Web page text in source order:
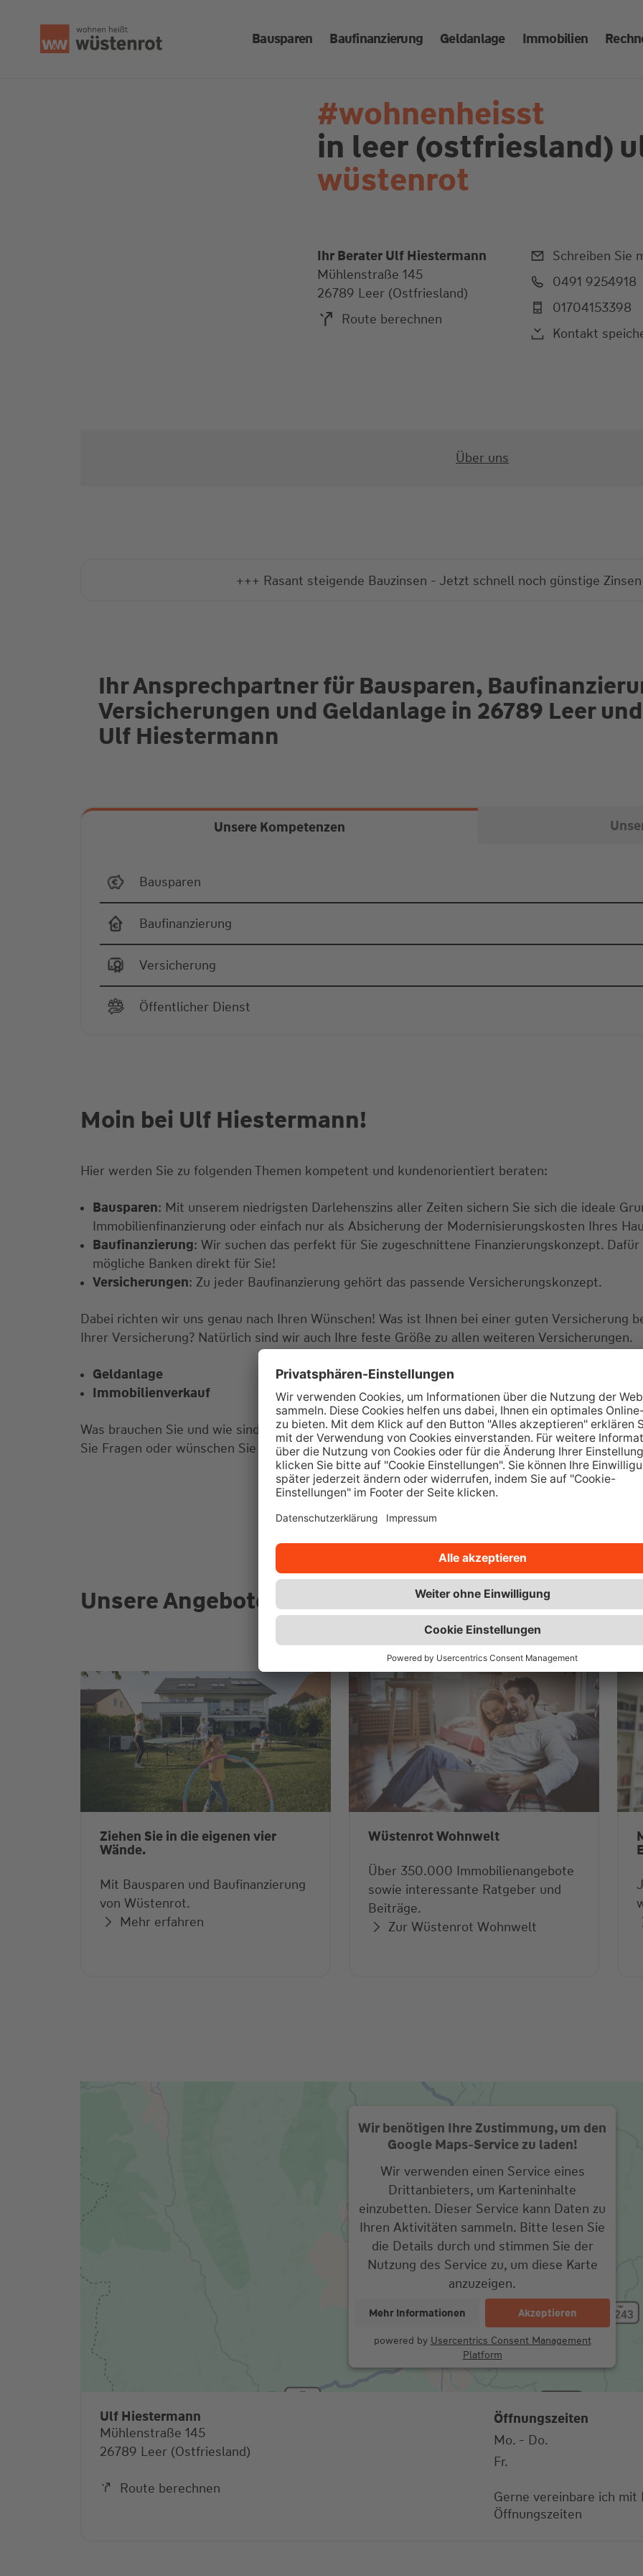
Bausparen Baufinanzierung Geldanlage Immobilien
#wohnenheisst
in leer (ostfriesland)
wüstenrot
Ihr Berater Ulf Hiestermann
Mühlenstraße 145
26789 Leer (Ostfriesland)
Route berechnen
Schreiben Sie
0491 9254918
01704153398
Kontakt
Über uns
+++ Rasant steigende Bauzinsen - Jetzt schnell noch günstige
Ihr Ansprechpartner für Bausparen,
Versicherungen und Geldanlage in 26789 Leer
Ulf Hiestermann
Unsere Kompetenzen
Bausparen
Baufinanzierung
Versicherung
Öffentlicher Dienst
Moin bei Ulf Hiestermann!
Hier werden Sie zu folgenden Themen kompetent und kundenorientiert beraten:
Bausparen: Mit unserem niedrigsten Darlehenszins aller Zeiten sichern Sie sich die ideale
Immobilienfinanzierung oder einfach nur als Absicherung der Modernisierungskosten Ihres
Baufinanzierung: Wir suchen das perfekt für Sie zugeschnittene Finanzierungskonzept.
mögliche Banken direkt für Sie!
Versicherungen: Zu jeder Baufinanzierung gehört das passende Versicherungskonzept.
Dabei richten wir uns genau nach Ihren Wünschen! Was ist Ihnen bei einer guten Versicherung
Ihrer Versicherung? Natürlich sind wir auch Ihre feste Größe zu allen weiteren Versicherungen.
Geldanlage
Immobilienverkauf
Was brauchen Sie und wie sind Ihre Vorstellungen? Lassen Sie uns doch gemeinsam über die
Sie Fragen oder wünschen Sie einen Beratungstermin? Dann rufen Sie gerne bei uns an oder
Unsere Angebote für Sie
Ziehen Sie in die eigenen vier
Wände.
Mit Bausparen und Baufinanzierung
von Wüstenrot.
Mehr erfahren
Wüstenrot Wohnwelt
Über 350.000 Immobilienangebote
sowie interessante Ratgeber und
Beiträge.
Zur Wüstenrot Wohnwelt
Wir benötigen Ihre Zustimmung, um den
Google Maps-Service zu laden!
Wir verwenden einen Service eines
Drittanbieters, um Karteninhalte
einzubetten. Dieser Service kann Daten zu
Ihren Aktivitäten sammeln. Bitte lesen Sie
die Details durch und stimmen Sie der
Nutzung des Service zu, um diese Karte
anzuzeigen.
Mehr Informationen Akzeptieren
powered by Usercentrics Consent Management
Platform
Ulf Hiestermann
Mühlenstraße 145
26789 Leer (Ostfriesland)
Route berechnen
Öffnungszeiten
Mo. - Do.
Fr.
Gerne vereinbare ich mit
Öffnungszeiten